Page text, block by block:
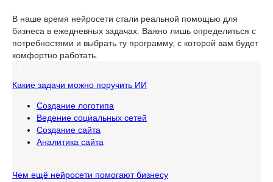
В наше время нейросети стали реальной помощью для
бизнеса в ежедневных задачах. Важно лишь определиться с
потребностями и выбрать ту программу, с которой вам будет
комфортно работать.
Какие задачи можно поручить ИИ
Создание логотипа
Ведение социальных сетей
Создание сайта
Аналитика сайта
Чем ещё нейросети помогают бизнесу